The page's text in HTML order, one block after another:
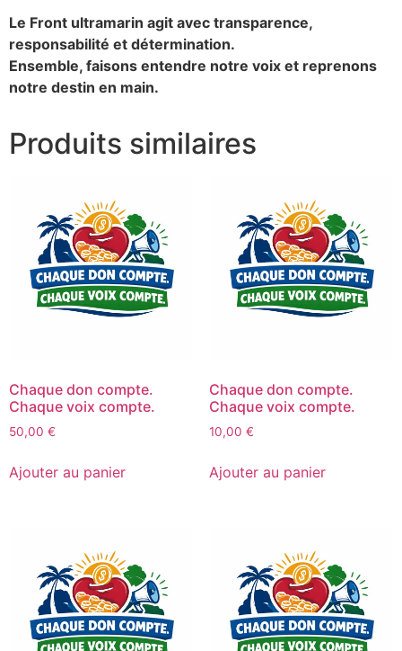
Le Front ultramarin agit avec transparence,
responsabilité et détermination.
Ensemble, faisons entendre notre voix et reprenons
notre destin en main.
Produits similaires
Chaque don compte.
Chaque voix compte.
50,00 €
Ajouter au panier
Chaque don compte.
Chaque voix compte.
10,00 €
Ajouter au panier